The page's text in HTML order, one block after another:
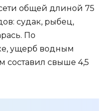
общей длиной 75
судак, рыбец,
По
ущерб водным
составил свыше 4,5